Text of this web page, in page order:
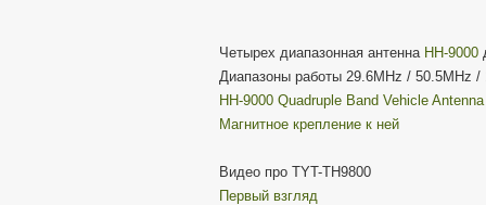
Четырех диапазонная антенна HH-9000
Диапазоны работы 29.6MHz / 50.5MHz /
HH-9000 Quadruple Band Vehicle Antenna
Магнитное крепление к ней
Видео про TYT-TH9800
Первый взгляд